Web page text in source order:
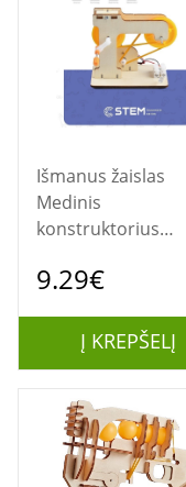
Išmanus žaislas
Medinis
konstruktorius
generatorius",
9.29€
Į KREPŠELĮ